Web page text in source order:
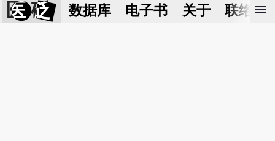
医 砭 数据库 电子书 关于 联络我
menu